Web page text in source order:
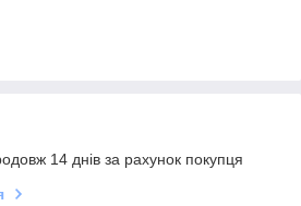
14 днів за рахунок покупця